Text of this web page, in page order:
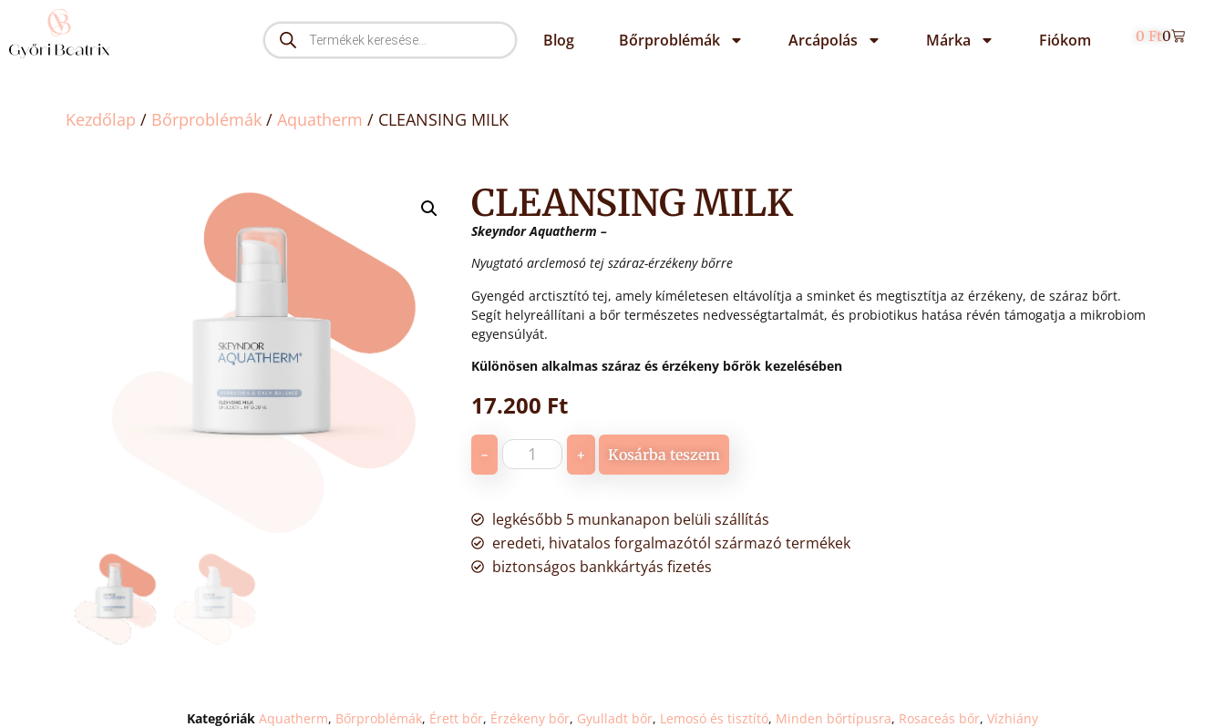
Blog Bőrproblémák Arcápolás Márka Fiókom 0 Ft0
Kezdőlap / Bőrproblémák / Aquatherm / CLEANSING MILK
CLEANSING MILK
Skeyndor Aquatherm –
Nyugtató arclemosó tej száraz-érzékeny bőrre
Gyengéd arctisztító tej, amely kíméletesen eltávolítja a sminket és megtisztítja az érzékeny, de száraz bőrt.
Segít helyreállítani a bőr természetes nedvességtartalmát, és probiotikus hatása révén támogatja a mikrobiom
egyensúlyát.
Különösen alkalmas száraz és érzékeny bőrök kezelésében
17.200 Ft
- + Kosárba teszem
legkésőbb 5 munkanapon belüli szállítás
eredeti, hivatalos forgalmazótól származó termékek
biztonságos bankkártyás fizetés
Kategóriák Aquatherm, Bőrproblémák, Érett bőr, Érzékeny bőr, Gyulladt bőr, Lemosó és tisztító, Minden bőrtípusra, Rosaceás bőr, Vízhiány